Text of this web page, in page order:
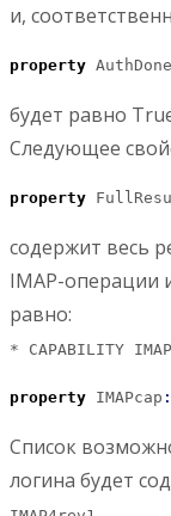
и,
property AuthDone
будет равно
Следующее
property
содержит весь
IMAP-операции
равно:
* CAPABILITY
property IMAPcap :
Список
логина будет